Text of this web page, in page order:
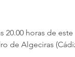
20.00 horas de este
de Algeciras